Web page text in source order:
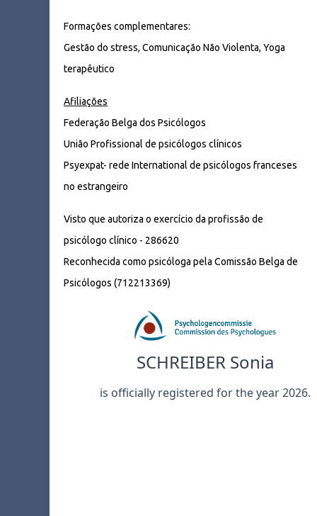
Formações complementares:
Gestão do stress, Comunicação Não Violenta, Yoga
terapêutico
Afiliações
Federação Belga dos Psicólogos
União Profissional de psicólogos clínicos
Psyexpat- rede International de psicólogos franceses
no estrangeiro
Visto que autoriza o exercício da profissão de
psicólogo clínico - 286620
Reconhecida como psicóloga pela Comissão Belga de
Psicólogos (712213369)